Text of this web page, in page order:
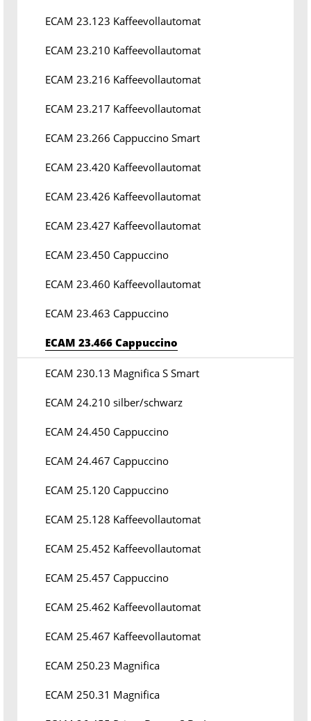
ECAM 23.123 Kaffeevollautomat
ECAM 23.210 Kaffeevollautomat
ECAM 23.216 Kaffeevollautomat
ECAM 23.217 Kaffeevollautomat
ECAM 23.266 Cappuccino Smart
ECAM 23.420 Kaffeevollautomat
ECAM 23.426 Kaffeevollautomat
ECAM 23.427 Kaffeevollautomat
ECAM 23.450 Cappuccino
ECAM 23.460 Kaffeevollautomat
ECAM 23.463 Cappuccino
ECAM 23.466 Cappuccino
ECAM 230.13 Magnifica S Smart
ECAM 24.210 silber/schwarz
ECAM 24.450 Cappuccino
ECAM 24.467 Cappuccino
ECAM 25.120 Cappuccino
ECAM 25.128 Kaffeevollautomat
ECAM 25.452 Kaffeevollautomat
ECAM 25.457 Cappuccino
ECAM 25.462 Kaffeevollautomat
ECAM 25.467 Kaffeevollautomat
ECAM 250.23 Magnifica
ECAM 250.31 Magnifica